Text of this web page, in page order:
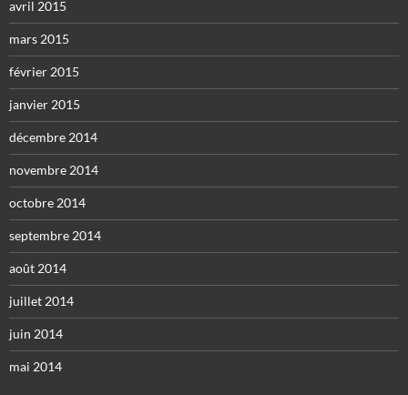
avril 2015
mars 2015
février 2015
janvier 2015
décembre 2014
novembre 2014
octobre 2014
septembre 2014
août 2014
juillet 2014
juin 2014
mai 2014